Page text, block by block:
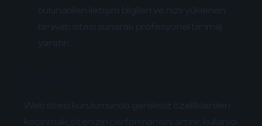
bulunabilen iletişim bilgileri ve hızlı yüklenen
bir web sitesi sunarak profesyonel bir imaj
yaratır.
Web sitesi kurulumunda gereksiz özelliklerden
kaçınmak, sitenizin performansını artırır, kullanıcı